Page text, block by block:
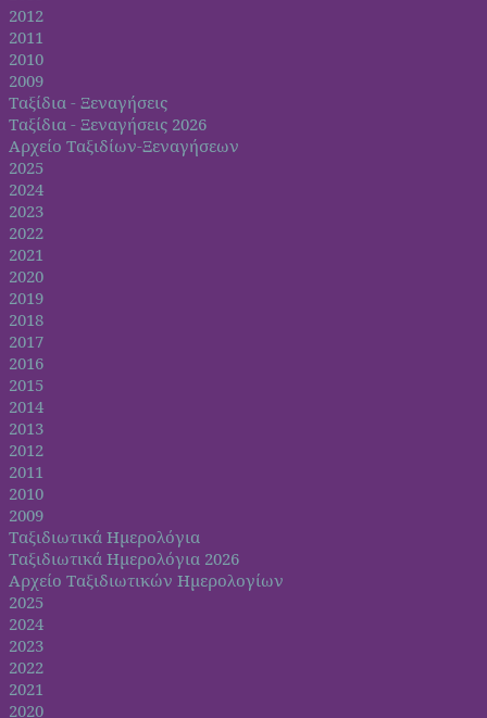
2012
2011
2010
2009
Ταξίδια - Ξεναγήσεις
Ταξίδια - Ξεναγήσεις 2026
Αρχείο Ταξιδίων-Ξεναγήσεων
2025
2024
2023
2022
2021
2020
2019
2018
2017
2016
2015
2014
2013
2012
2011
2010
2009
Ταξιδιωτικά Ημερολόγια
Ταξιδιωτικά Ημερολόγια 2026
Αρχείο Ταξιδιωτικών Ημερολογίων
2025
2024
2023
2022
2021
2020